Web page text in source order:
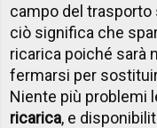
campo del
ciò significa che
ricarica poiché sarà
fermarsi per
Niente più problemi
ricarica, e